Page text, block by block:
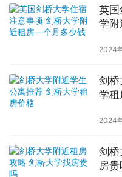
英国
学附
2024
剑桥
学租
2024
剑桥
房